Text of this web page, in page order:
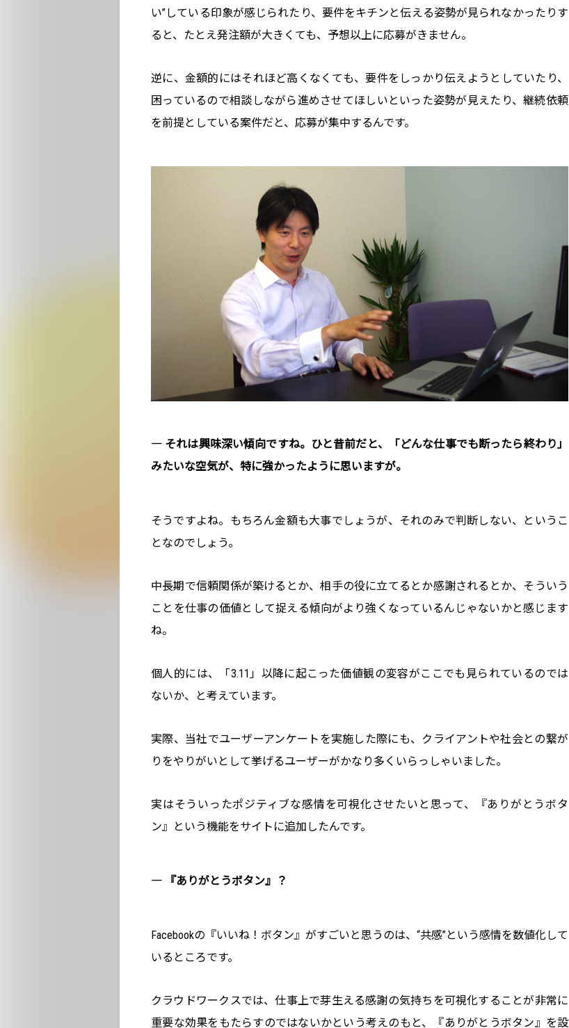
い”している印象が感じられたり、要件をキチンと伝える姿勢が見られなかったりす
ると、たとえ発注額が大きくても、予想以上に応募がきません。
逆に、金額的にはそれほど高くなくても、要件をしっかり伝えようとしていたり、
困っているので相談しながら進めさせてほしいといった姿勢が見えたり、継続依頼
を前提としている案件だと、応募が集中するんです。
― それは興味深い傾向ですね。ひと昔前だと、「どんな仕事でも断ったら終わり」
みたいな空気が、特に強かったように思いますが。
そうですよね。もちろん金額も大事でしょうが、それのみで判断しない、というこ
となのでしょう。
中長期で信頼関係が築けるとか、相手の役に立てるとか感謝されるとか、そういう
ことを仕事の価値として捉える傾向がより強くなっているんじゃないかと感じます
ね。
個人的には、「3.11」以降に起こった価値観の変容がここでも見られているのでは
ないか、と考えています。
実際、当社でユーザーアンケートを実施した際にも、クライアントや社会との繋が
りをやりがいとして挙げるユーザーがかなり多くいらっしゃいました。
実はそういったポジティブな感情を可視化させたいと思って、『ありがとうボタ
ン』という機能をサイトに追加したんです。
― 『ありがとうボタン』？
Facebookの『いいね！ボタン』がすごいと思うのは、“共感”という感情を数値化して
いるところです。
クラウドワークスでは、仕事上で芽生える感謝の気持ちを可視化することが非常に
重要な効果をもたらすのではないかという考えのもと、『ありがとうボタン』を設